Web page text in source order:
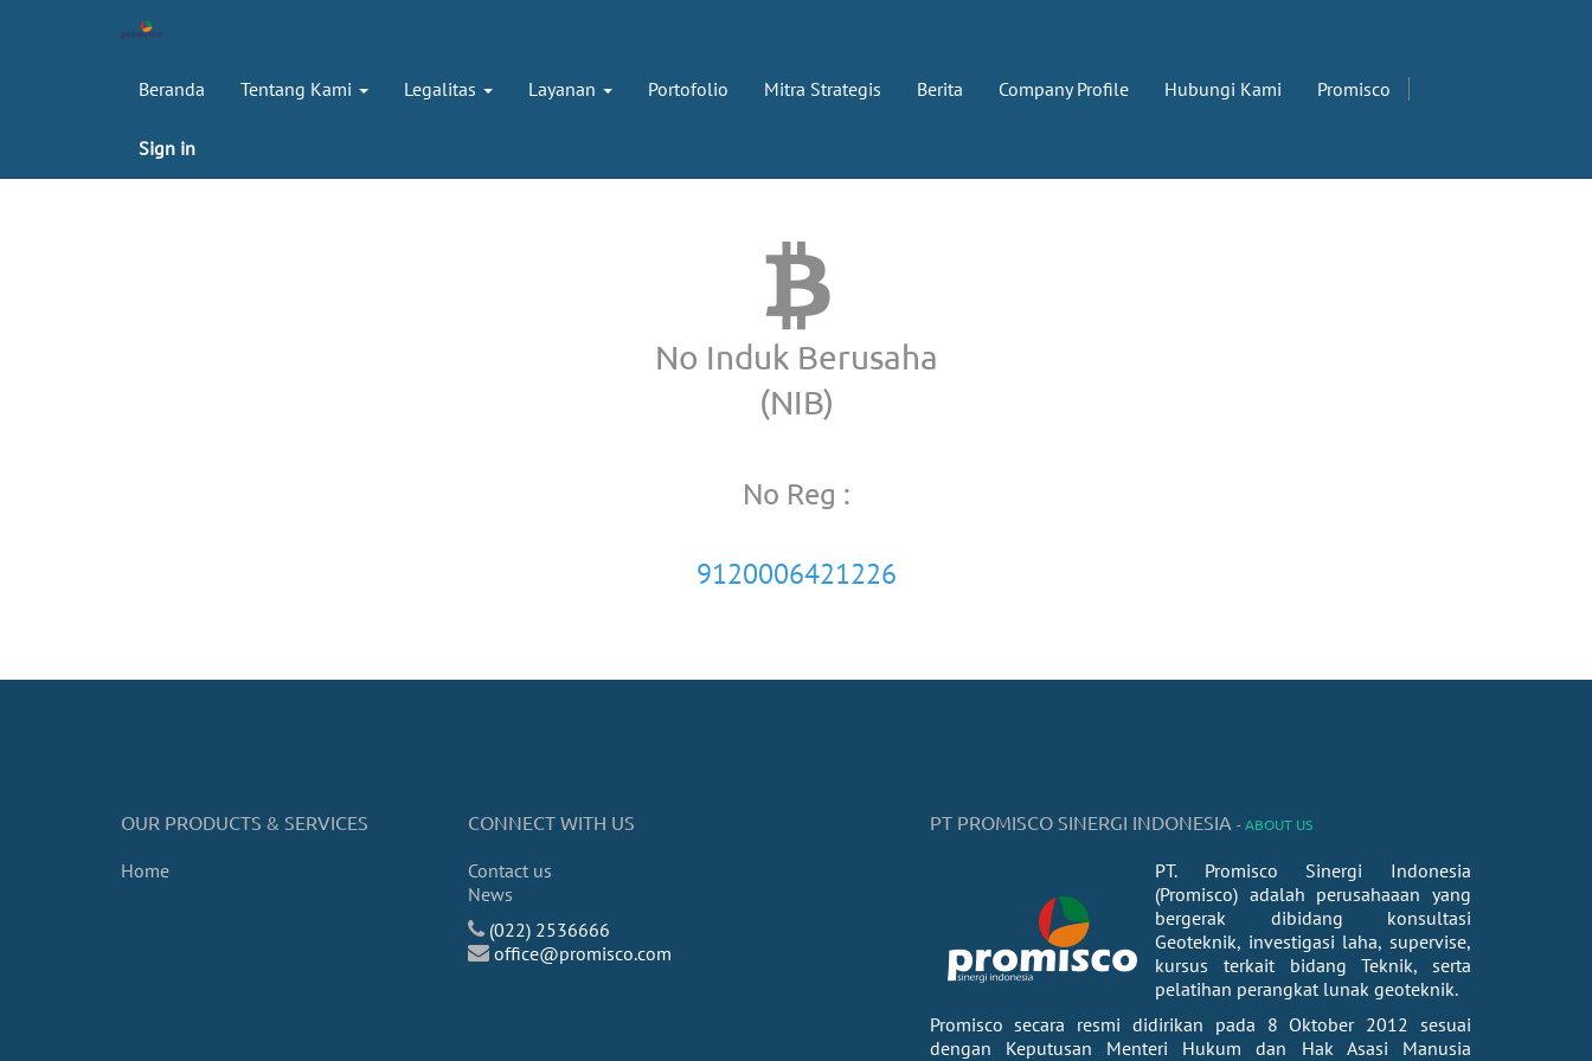
Beranda Tentang Kami Legalitas Layanan Portofolio Mitra Strategis Berita Company Profile Hubungi Kami Promisco
Sign in
No Induk Berusaha
(NIB)
No Reg :
9120006421226
OUR PRODUCTS & SERVICES
Home
CONNECT WITH US
Contact us
News
(022) 2536666
office@promisco.com
PT PROMISCO SINERGI INDONESIA -ABOUT US
PT. Promisco Sinergi Indonesia
(Promisco) adalah perusahaaan yang
bergerak dibidang konsultasi
Geoteknik, investigasi laha, supervise,
kursus terkait bidang Teknik, serta
pelatihan perangkat lunak geoteknik.
Promisco secara resmi didirikan pada 8 Oktober 2012 sesuai
dengan Keputusan Menteri Hukum dan Hak Asasi Manusia